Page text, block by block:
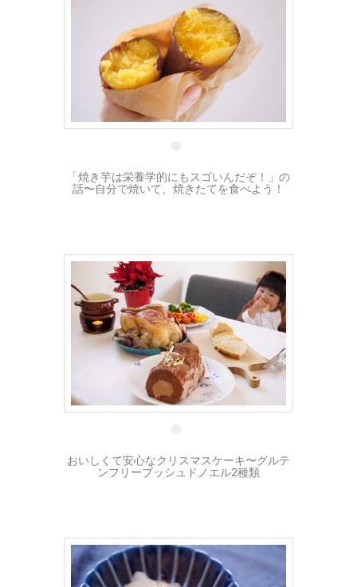
14 1月
「焼き芋は栄養学的にもスゴいんだぞ！」の
話〜自分で焼いて、焼きたてを食べよう！
21 12月
おいしくて安心なクリスマスケーキ〜グルテ
ンフリーブッシュドノエル2種類